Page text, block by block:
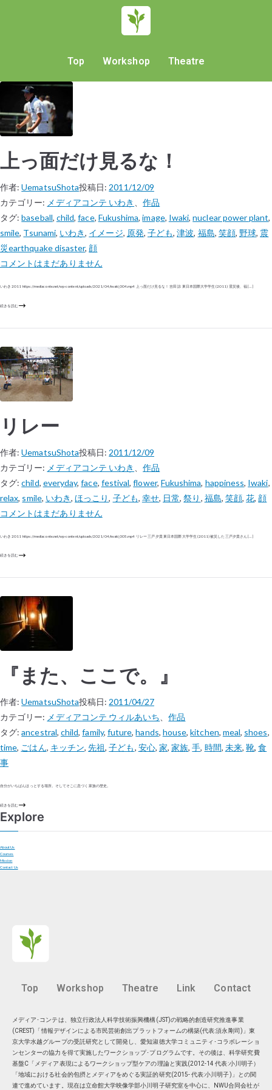
Top Workshop Theatre
上っ面だけ見るな！
作者:UematsuShota投稿日: 2011/12/09
カテゴリー: メディアコンテ いわき 、作品
タグ:baseball, child,face, Fukushima,image, Iwaki,nuclear power plant,
smile, Tsunami, いわき, イメージ, 原発, 子ども,津波, 福島, 笑顔, 野球, 震
災earthquake disaster, 顔
コメントはまだありません
いわき 2011 https://mediaconte.net/wp-content/uploads/2021/04/iwaki_004.mp4 上っ面だけ見るな！ 吉田 諒 東日本国際大学学生 (2011) 震災後、福 […]
続きを読む
リレー
作者:UematsuShota投稿日: 2011/12/09
カテゴリー: メディアコンテ いわき 、作品
タグ:child, everyday,face, festival,flower, Fukushima, happiness, Iwaki,
relax, smile, いわき,ほっこり, 子ども, 幸せ, 日常,祭り , 福島, 笑顔,花, 顔
コメントはまだありません
いわき 2011 https://mediaconte.net/wp-content/uploads/2021/04/iwaki_005.mp4 リレー 三戸 夕貴 東日本国際大学学生 (2011) 被災した三戸夕貴さん […]
続きを読む
『また、ここで。』
作者:UematsuShota投稿日: 2011/04/27
カテゴリー: メディアコンテ ウィルあいち 、作品
タグ:ancestral, child,family, future,hands, house,kitchen, meal, shoes,
time, ごはん, キッチン,先祖,子ども, 安心, 家,家族,手, 時間, 未来, 靴,食
事
自分がいちばんほっとする場所。そしてそこに息づく家族の歴史。
続きを読む
Explore
About Us
Courses
Mission
Contact Us
Top Workshop Theatre Link Contact
メディア･コンテは、独立行政法人科学技術振興機構(JST)の戦略的創造研究推進事業
(CREST)「情報デザインによる市民芸術創出プラットフォームの構築(代表:須永剛司)」東
京大学水越グループの受託研究として開発し、愛知淑徳大学コミュニティ･コラボレーショ
ンセンターの協力を得て実施したワークショップ･プログラムです。その後は、科学研究費
基盤C「メディア表現によるワークショップ型ケアの理論と実践(2012-14 代表:小川明子）
「地域における社会的包摂とメディアをめぐる実証的研究(2015- 代表:小川明子)」との関
連で進めています。現在は立命館大学映像学部小川明子研究室を中心に、 NWU合同会社が